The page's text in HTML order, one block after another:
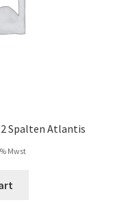
Spalten Atlantis
Mwst